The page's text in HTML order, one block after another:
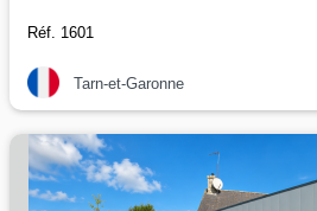
Réf. 1601
Tarn-et-Garonne